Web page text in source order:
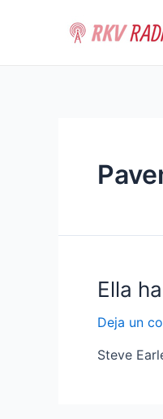
Ella
Deja un
Steve